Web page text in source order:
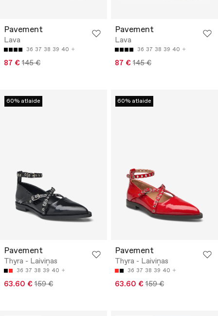
Pavement
Lava
36 37 38 39 40
87 € 145 €
Pavement
Lava
36 37 38 39 40
87 € 145 €
60% atlaide
Pavement
Thyra - Laiviņas
36 37 38 39 40
63.60 € 159 €
60% atlaide
Pavement
Thyra - Laiviņas
36 37 38 39 40
63.60 € 159 €